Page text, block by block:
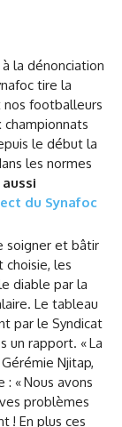
la dénonciation
tire la
nos footballeurs
le début la
les normes
du Synafoc